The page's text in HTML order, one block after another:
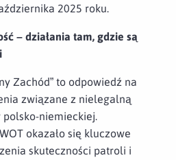
2025 roku.
– działania tam, gdzie są
Zachód” to odpowiedź na
związane z nielegalną
niemieckiej.
okazało się kluczowe
skuteczności patroli i